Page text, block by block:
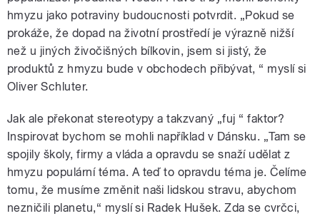
hmyzu jako potraviny budoucnosti potvrdit. „Pokud se
prokáže, že dopad na životní prostředí je výrazně nižší
než u jiných živočišných bílkovin, jsem si jistý, že
produktů z hmyzu bude v obchodech přibývat, “ myslí si
Oliver Schluter.
Jak ale překonat stereotypy a takzvaný „fuj “ faktor?
Inspirovat bychom se mohli například v Dánsku. „Tam se
spojily školy, firmy a vláda a opravdu se snaží udělat z
hmyzu populární téma. A teď to opravdu téma je. Čelíme
tomu, že musíme změnit naši lidskou stravu, abychom
nezničili planetu,“ myslí si Radek Hušek. Zda se cvrčci,